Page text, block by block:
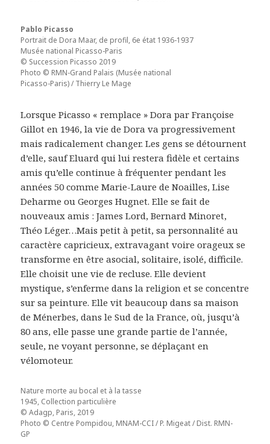
Pablo Picasso
Portrait de Dora Maar, de profil, 6e état 1936-1937
Musée national Picasso-Paris
© Succession Picasso 2019
Photo © RMN-Grand Palais (Musée national
Picasso-Paris) / Thierry Le Mage
Lorsque Picasso « remplace » Dora par Françoise
Gillot en 1946, la vie de Dora va progressivement
mais radicalement changer. Les gens se détournent
d’elle, sauf Eluard qui lui restera fidèle et certains
amis qu’elle continue à fréquenter pendant les
années 50 comme Marie-Laure de Noailles, Lise
Deharme ou Georges Hugnet. Elle se fait de
nouveaux amis : James Lord, Bernard Minoret,
Théo Léger…Mais petit à petit, sa personnalité au
caractère capricieux, extravagant voire orageux se
transforme en être asocial, solitaire, isolé, difficile.
Elle choisit une vie de recluse. Elle devient
mystique, s’enferme dans la religion et se concentre
sur sa peinture. Elle vit beaucoup dans sa maison
de Ménerbes, dans le Sud de la France, où, jusqu’à
80 ans, elle passe une grande partie de l’année,
seule, ne voyant personne, se déplaçant en
vélomoteur.
Nature morte au bocal et à la tasse
1945, Collection particulière
© Adagp, Paris, 2019
Photo © Centre Pompidou, MNAM-CCI / P. Migeat / Dist. RMN-
GP